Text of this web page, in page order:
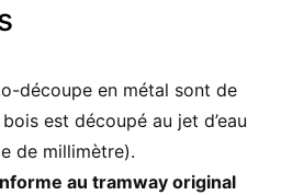
découpe en métal sont de
est découpé au jet d’eau
de millimètre).
au tramway original